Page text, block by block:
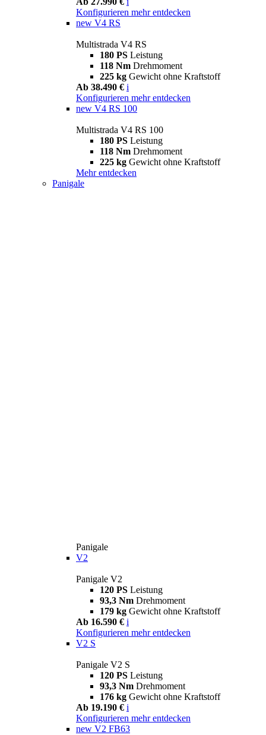
Konfigurieren mehr entdecken
new V4 RS
Multistrada V4 RS
180 PS Leistung
118 Nm Drehmoment
225 kg Gewicht ohne Kraftstoff
Ab 38.490 € i
Konfigurieren mehr entdecken
new V4 RS 100
Multistrada V4 RS 100
180 PS Leistung
118 Nm Drehmoment
225 kg Gewicht ohne Kraftstoff
Mehr entdecken
Panigale
Panigale
V2
Panigale V2
120 PS Leistung
93,3 Nm Drehmoment
179 kg Gewicht ohne Kraftstoff
Ab 16.590 € i
Konfigurieren mehr entdecken
V2 S
Panigale V2 S
120 PS Leistung
93,3 Nm Drehmoment
176 kg Gewicht ohne Kraftstoff
Ab 19.190 € i
Konfigurieren mehr entdecken
new V2 FB63